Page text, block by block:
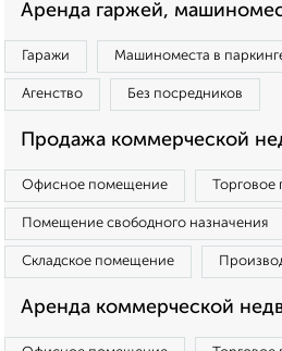
Аренда гаржей,
Гаражи Машиноместа в
Агенство Без посредников
Продажа коммерческой
Офисное помещение
Помещение свободного назначения
Складское помещение
Аренда коммерческой